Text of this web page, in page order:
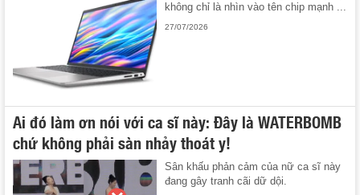
không chỉ là nhìn vào tên chip mạnh ...
27/07/2026
Ai đó làm ơn nói với ca sĩ này: Đây là WATERBOMB
chứ không phải sàn nhảy thoát y!
Sân khấu phản cảm của nữ ca sĩ này
đang gây tranh cãi dữ dội.